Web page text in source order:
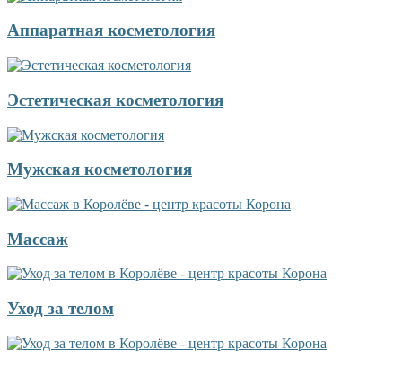
Аппаратная косметология
Эстетическая косметология
Мужская косметология
Массаж
Уход за телом